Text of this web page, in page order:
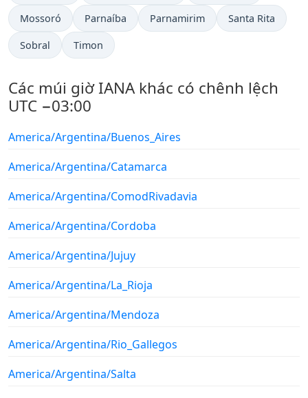
Mossoró Parnaíba Parnamirim Santa Rita
Sobral Timon
Các múi giờ IANA khác có chênh lệch
UTC −03:00
America/Argentina/Buenos_Aires
America/Argentina/Catamarca
America/Argentina/ComodRivadavia
America/Argentina/Cordoba
America/Argentina/Jujuy
America/Argentina/La_Rioja
America/Argentina/Mendoza
America/Argentina/Rio_Gallegos
America/Argentina/Salta